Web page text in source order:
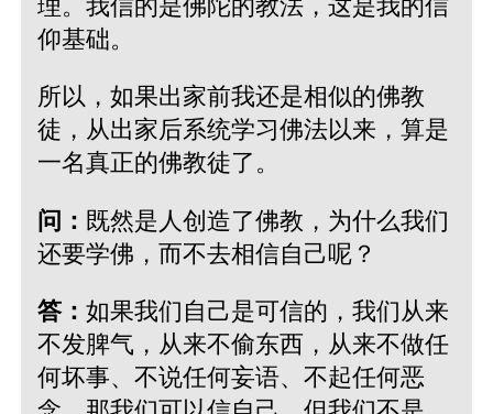
理。我信的是佛陀的教法，这是我的信
仰基础。
所以，如果出家前我还是相似的佛教
徒，从出家后系统学习佛法以来，算是
一名真正的佛教徒了。
问： 既然是人创造了佛教，为什么我们
还要学佛，而不去相信自己呢？
答： 如果我们自己是可信的，我们从来
不发脾气，从来不偷东西，从来不做任
何坏事、不说任何妄语、不起任何恶